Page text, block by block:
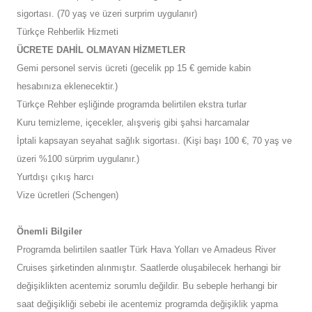
sigortası. (70 yaş ve üzeri surprim uygulanır)
Türkçe Rehberlik Hizmeti
ÜCRETE DAHİL OLMAYAN HİZMETLER
Gemi personel servis ücreti (gecelik pp 15 € gemide kabin
hesabınıza eklenecektir.)
Türkçe Rehber eşliğinde programda belirtilen ekstra turlar
Kuru temizleme, içecekler, alışveriş gibi şahsi harcamalar
İptali kapsayan seyahat sağlık sigortası. (Kişi başı 100 €, 70 yaş ve
üzeri %100 sürprim uygulanır.)
Yurtdışı çıkış harcı
Vize ücretleri (Schengen)
Önemli Bilgiler
Programda belirtilen saatler Türk Hava Yolları ve Amadeus River
Cruises şirketinden alınmıştır. Saatlerde oluşabilecek herhangi bir
değişiklikten acentemiz sorumlu değildir. Bu sebeple herhangi bir
saat değişikliği sebebi ile acentemiz programda değişiklik yapma